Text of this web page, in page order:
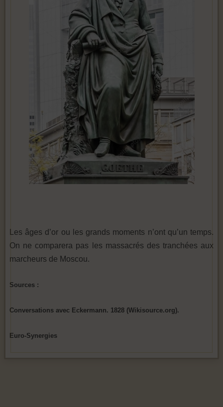
Les âges d’or ou les grands moments n’ont qu’un temps.
On ne comparera pas les massacrés des tranchées aux
marcheurs de Moscou.
Sources :
Conversations avec Eckermann. 1828 (Wikisource.org).
Euro-Synergies